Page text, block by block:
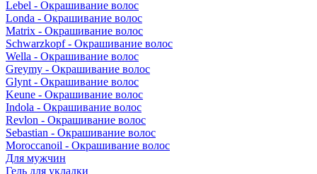
Lebel - Окрашивание волос
Londa - Окрашивание волос
Matrix - Окрашивание волос
Schwarzkopf - Окрашивание волос
Wella - Окрашивание волос
Greymy - Окрашивание волос
Glynt - Окрашивание волос
Keune - Окрашивание волос
Indola - Окрашивание волос
Revlon - Окрашивание волос
Sebastian - Окрашивание волос
Moroccanoil - Окрашивание волос
Для мужчин
Гель для укладки